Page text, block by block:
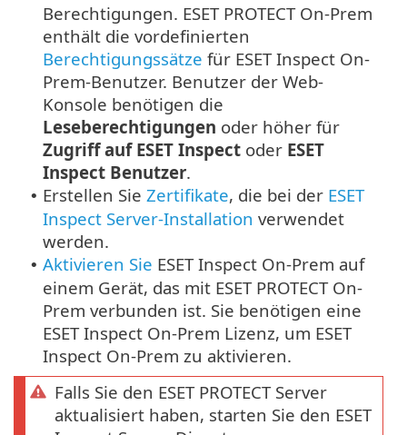
Berechtigungen. ESET PROTECT On-Prem
enthält die vordefinierten
Berechtigungssätze für ESET Inspect On-
Prem-Benutzer. Benutzer der Web-
Konsole benötigen die
Leseberechtigungen oder höher für
Zugriff auf ESET Inspect oder ESET
Inspect Benutzer.
• Erstellen Sie Zertifikate, die bei der ESET
Inspect Server-Installation verwendet
werden.
• Aktivieren Sie ESET Inspect On-Prem auf
einem Gerät, das mit ESET PROTECT On-
Prem verbunden ist. Sie benötigen eine
ESET Inspect On-Prem Lizenz, um ESET
Inspect On-Prem zu aktivieren.
Falls Sie den ESET PROTECT Server
aktualisiert haben, starten Sie den ESET